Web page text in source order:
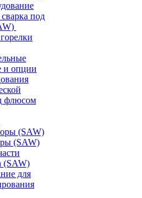
под
и опции
флюсом
(SAW)
(SAW)
(SAW)
для